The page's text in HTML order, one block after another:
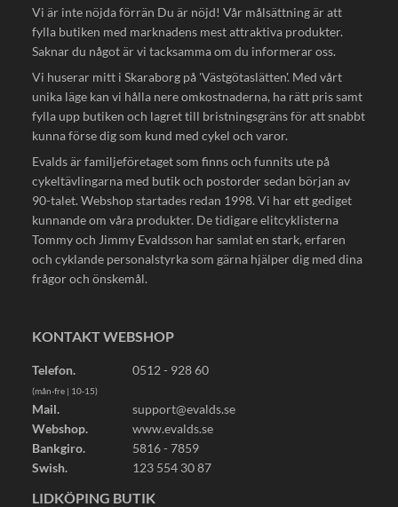
Vi är inte nöjda förrän Du är nöjd! Vår målsättning är att
fylla butiken med marknadens mest attraktiva produkter.
Saknar du något är vi tacksamma om du informerar oss.
Vi huserar mitt i Skaraborg på 'Västgötaslätten'. Med vårt
unika läge kan vi hålla nere omkostnaderna, ha rätt pris samt
fylla upp butiken och lagret till bristningsgräns för att snabbt
kunna förse dig som kund med cykel och varor.
Evalds är familjeföretaget som finns och funnits ute på
cykeltävlingarna med butik och postorder sedan början av
90-talet. Webshop startades redan 1998. Vi har ett gediget
kunnande om våra produkter. De tidigare elitcyklisterna
Tommy och Jimmy Evaldsson har samlat en stark, erfaren
och cyklande personalstyrka som gärna hjälper dig med dina
frågor och önskemål.
KONTAKT WEBSHOP
Telefon. 0512 - 928 60
(mån-fre | 10-15)
Mail.
support@evalds.se
Webshop.
www.evalds.se
Bankgiro.
5816 - 7859
Swish.
123 554 30 87
LIDKÖPING BUTIK